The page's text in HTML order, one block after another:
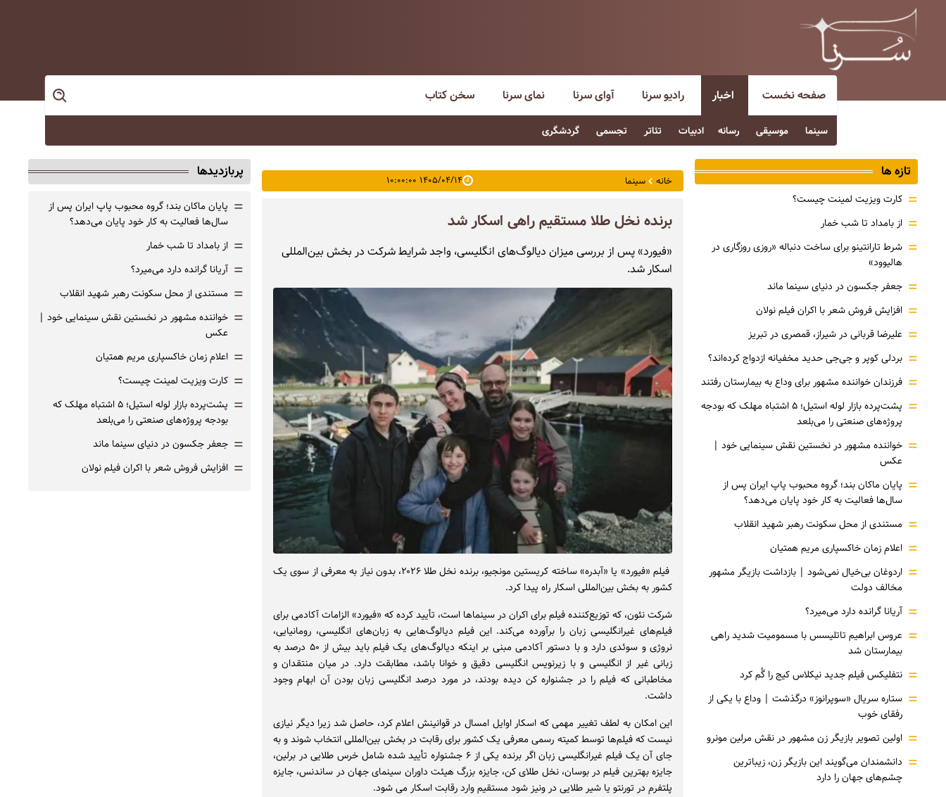
صفحه نخست اخبار
سینما موسیقی رسانه ادبیات تئاتر تجسمی گردشگری
رادیو سرنا آوای سرنا نمای سرنا سخن کتاب
خانه سینما ۱۴۰۵/۰۴/۱۴ ۱۰:۰۰:۰۰
برنده نخل طلا مستقیم راهی اسکار شد
«فیورد» پس از بررسی میزان دیالوگ‌های انگلیسی، واجد شرایط شرکت در بخش بین‌المللی
اسکار شد.
فیلم «فیورد» یا «آبدره» ساخته کریستین مونجیو، برنده نخل طلا ۲۰۲۶، بدون نیاز به معرفی از سوی یک
کشور به بخش بین‌المللی اسکار راه پیدا کرد.
شرکت نئون، که توزیع‌کننده فیلم برای اکران در سینماها است، تأیید کرده که «فیورد» الزامات آکادمی برای
فیلم‌های غیرانگلیسی زبان را برآورده می‌کند. این فیلم دیالوگ‌هایی به زبان‌های انگلیسی، رومانیایی،
نروژی و سوئدی دارد و با دستور آکادمی مبنی بر اینکه دیالوگ‌های یک فیلم باید بیش از ۵۰ درصد به
زبانی غیر از انگلیسی و با زیرنویس انگلیسی دقیق و خوانا باشد، مطابقت دارد. در میان منتقدان و
مخاطبانی که فیلم را در جشنواره کن دیده بودند، در مورد درصد انگلیسی زبان‌ بودن آن ابهام وجود
داشت.
این امکان به لطف تغییر مهمی که اسکار اوایل امسال در قوانینش اعلام کرد، حاصل شد زیرا دیگر نیازی
نیست که فیلم‌ها توسط کمیته رسمی معرفی یک کشور برای رقابت در بخش بین‌المللی انتخاب شوند و به
جای آن یک فیلم غیرانگلیسی زبان اگر برنده یکی از ۶ جشنواره تأیید شده شامل خرس طلایی در برلین،
جایزه بهترین فیلم در بوسان، نخل طلای کن، جایزه بزرگ هیئت داوران سینمای جهان در ساندنس، جایزه
پلتفرم در تورنتو یا شیر طلایی در ونیز شود مستقیم وارد رقابت اسکار می شود.
تازه ها
= کارت ویزیت لمینت چیست؟
= از بامداد تا شب خمار
= شرط تارانتینو برای ساخت دنباله «روزی روزگاری در
هالیوود»
= جعفر جکسون در دنیای سینما ماند
= افزایش فروش شعر با اکران فیلم نولان
= علیرضا قربانی در شیراز، قمصری در تبریز
= بردلی کوپر و جی‌جی حدید مخفیانه ازدواج کرده‌اند؟
= فرزندان خواننده مشهور برای وداع به بیمارستان رفتند
=
پشت‌پرده بازار لوله استیل؛ ۵ اشتباه مهلک که بودجه
پروژه‌های صنعتی را می‌بلعد
= خواننده مشهور در نخستین نقش سینمایی خود |‌
عکس
= پایان ماکان بند؛ گروه محبوب پاپ ایران پس از
سال‌ها فعالیت به کار خود پایان می‌دهد؟
= مستندی از محل سکونت رهبر شهید انقلاب
= اعلام زمان خاکسپاری مریم همتیان
= اردوغان بی‌خیال نمی‌شود | بازداشت بازیگر مشهور
مخالف دولت
= آریانا گرانده دارد می‌میرد؟
= عروس ابراهیم تاتلیسس با مسمومیت شدید راهی
بیمارستان شد
= نتفلیکس فیلم جدید نیکلاس کیج را گُم کرد
= ستاره سریال «سوپرانوز» درگذشت | وداع با یکی از
رفقای خوب
= اولین تصویر بازیگر زن مشهور در نقش مرلین مونرو
= دانشمندان می‌گویند این بازیگر زن، زیباترین
چشم‌های جهان را دارد
پربازدیدها
= پایان ماکان بند؛ گروه محبوب پاپ ایران پس از
سال‌ها فعالیت به کار خود پایان می‌دهد؟
= از بامداد تا شب خمار
= آریانا گرانده دارد می‌میرد؟
= مستندی از محل سکونت رهبر شهید انقلاب
= خواننده مشهور در نخستین نقش سینمایی خود |‌
عکس
= اعلام زمان خاکسپاری مریم همتیان
= کارت ویزیت لمینت چیست؟
=
پشت‌پرده بازار لوله استیل؛ ۵ اشتباه مهلک که
بودجه پروژه‌های صنعتی را می‌بلعد
= جعفر جکسون در دنیای سینما ماند
= افزایش فروش شعر با اکران فیلم نولان